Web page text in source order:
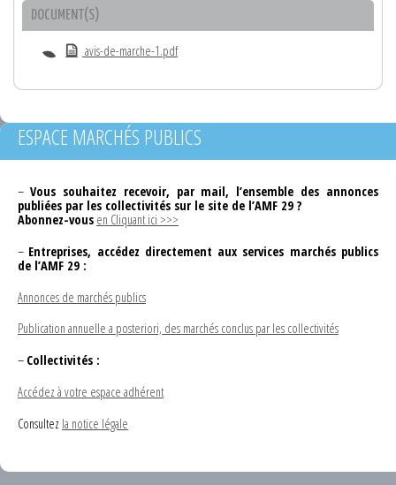
DOCUMENT(S)
avis-de-marche-1.pdf
ESPACE MARCHÉS PUBLICS
– Vous souhaitez recevoir, par mail, l’ensemble des annonces
publiées par les collectivités sur le site de l’AMF 29 ?
Abonnez-vous en Cliquant ici >>>
– Entreprises, accédez directement aux services marchés publics
de l’AMF 29 :
Annonces de marchés publics
Publication annuelle a posteriori, des marchés conclus par les collectivités
– Collectivités :
Accédez à votre espace adhérent
Consultez la notice légale